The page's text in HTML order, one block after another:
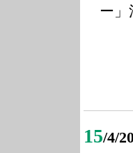
ー」
15/4/